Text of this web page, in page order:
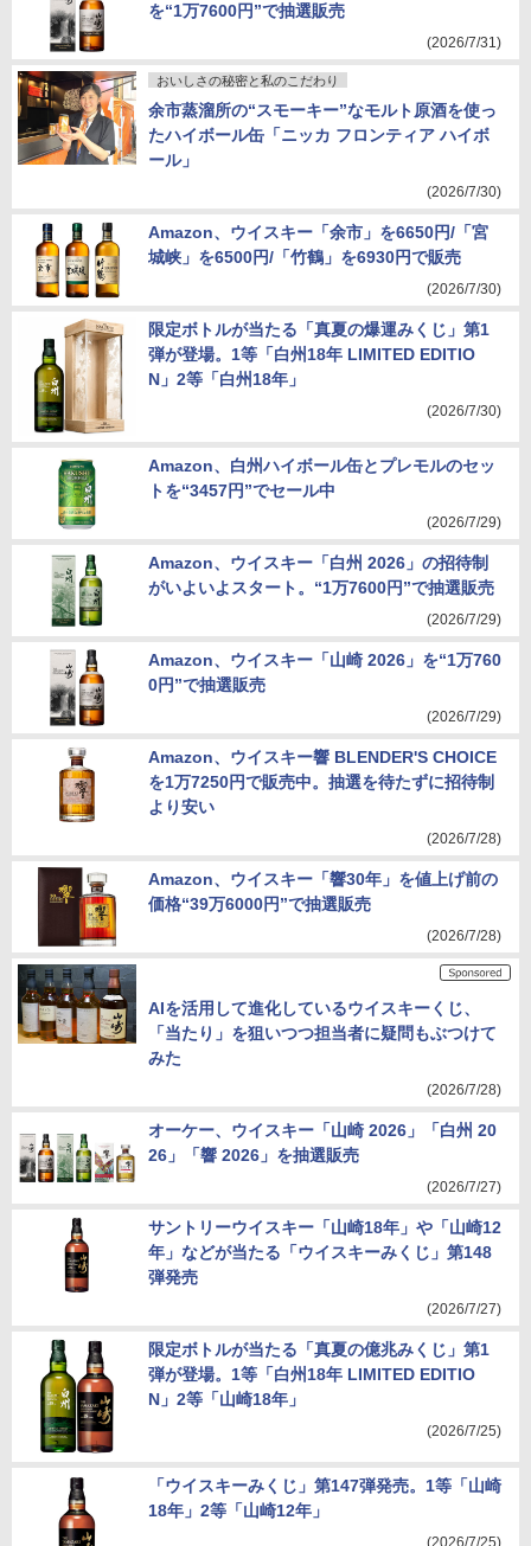
を“1万7600円”で抽選販売
(2026/7/31)
おいしさの秘密と私のこだわり
余市蒸溜所の“スモーキー”なモルト原酒を使っ
たハイボール缶「ニッカ フロンティア ハイボ
ール」
(2026/7/30)
Amazon、ウイスキー「余市」を6650円/「宮
城峡」を6500円/「竹鶴」を6930円で販売
(2026/7/30)
限定ボトルが当たる「真夏の爆運みくじ」第1
弾が登場。1等「白州18年 LIMITED EDITIO
N」2等「白州18年」
(2026/7/30)
Amazon、白州ハイボール缶とプレモルのセッ
トを“3457円”でセール中
(2026/7/29)
Amazon、ウイスキー「白州 2026」の招待制
がいよいよスタート。“1万7600円”で抽選販売
(2026/7/29)
Amazon、ウイスキー「山崎 2026」を“1万760
0円”で抽選販売
(2026/7/29)
Amazon、ウイスキー響 BLENDER'S CHOICE
を1万7250円で販売中。抽選を待たずに招待制
より安い
(2026/7/28)
Amazon、ウイスキー「響30年」を値上げ前の
価格“39万6000円”で抽選販売
(2026/7/28)
AIを活用して進化しているウイスキーくじ、
「当たり」を狙いつつ担当者に疑問もぶつけて
みた
(2026/7/28)
オーケー、ウイスキー「山崎 2026」「白州 20
26」「響 2026」を抽選販売
(2026/7/27)
サントリーウイスキー「山崎18年」や「山崎12
年」などが当たる「ウイスキーみくじ」第148
弾発売
(2026/7/27)
限定ボトルが当たる「真夏の億兆みくじ」第1
弾が登場。1等「白州18年 LIMITED EDITIO
N」2等「山崎18年」
(2026/7/25)
「ウイスキーみくじ」第147弾発売。1等「山崎
18年」2等「山崎12年」
(2026/7/25)